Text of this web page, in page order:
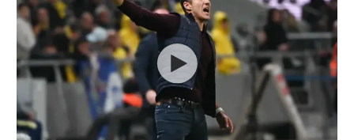
VOD
רץ ברשת
נבחרת ישראל
מכבי חיפה
בית"ר ירושלים
מכבי תל אביב
ליגה ספרדית
ליגה איטלקית
ליגה צרפתית
כדורסל נשים
מכבי תל אביב
הפועל חולון
הפועל ירושלים
יורוליג
יורוקאפ
כדוריד
כדורעף